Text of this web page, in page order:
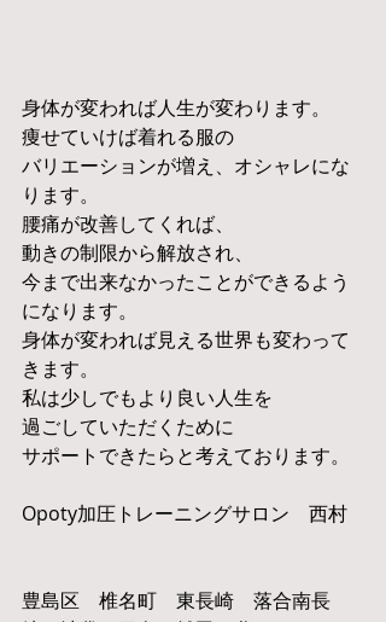
身体が変われば人生が変わります。
痩せていけば着れる服の
バリエーションが増え、オシャレにな
ります。
腰痛が改善してくれば、
動きの制限から解放され、
今まで出来なかったことができるよう
になります。
身体が変われば見える世界も変わって
きます。
私は少しでもより良い人生を
過ごしていただくために
サポートできたらと考えております。
Opoty加圧トレーニングサロン　西村
豊島区　椎名町　東長崎　落合南長